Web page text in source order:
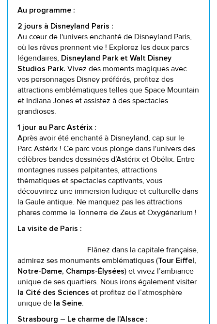
Au programme :
2 jours à Disneyland Paris :
Au cœur de l'univers enchanté de Disneyland Paris,
où les rêves prennent vie ! Explorez les deux parcs
légendaires, Disneyland Park et Walt Disney
Studios Park. Vivez des moments magiques avec
vos personnages Disney préférés, profitez des
attractions emblématiques telles que Space Mountain
et Indiana Jones et assistez à des spectacles
grandioses.
1 jour au Parc Astérix :
Après avoir été enchanté à Disneyland, cap sur le
Parc Astérix ! Ce parc vous plonge dans l'univers des
célèbres bandes dessinées d’Astérix et Obélix. Entre
montagnes russes palpitantes, attractions
thématiques et spectacles captivants, vous
découvrirez une immersion ludique et culturelle dans
la Gaule antique. Ne manquez pas les attractions
phares comme le Tonnerre de Zeus et Oxygénarium !
La visite de Paris :
Flânez dans la capitale française,
admirez ses monuments emblématiques (Tour Eiffel,
Notre-Dame, Champs-Élysées) et vivez l’ambiance
unique de ses quartiers. Nous irons également visiter
la Cité des Sciences et profitez de l’atmosphère
unique de la Seine.
Strasbourg – Le charme de l’Alsace :